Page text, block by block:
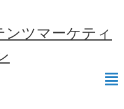
ンツマーケティ